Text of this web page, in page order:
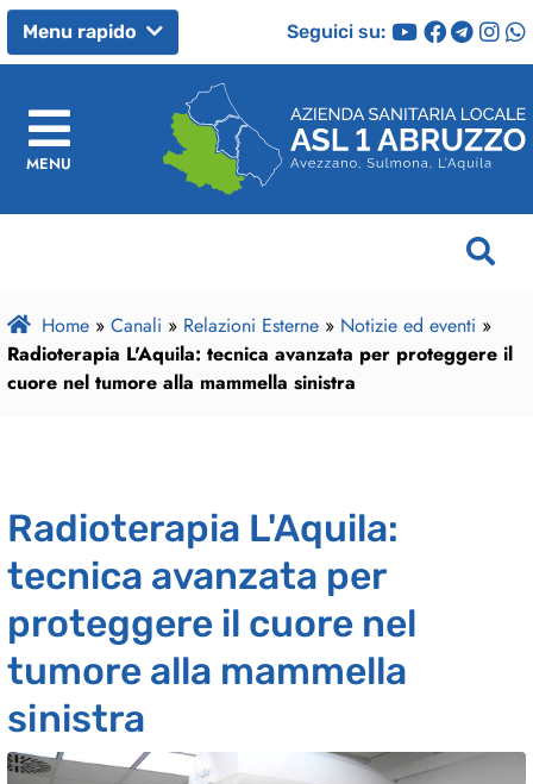
Menu rapido Seguici su:
MENU
Home » Canali » Relazioni Esterne » Notizie ed eventi »
Radioterapia L'Aquila: tecnica avanzata per proteggere il
cuore nel tumore alla mammella sinistra
Radioterapia L'Aquila:
tecnica avanzata per
proteggere il cuore nel
tumore alla mammella
sinistra